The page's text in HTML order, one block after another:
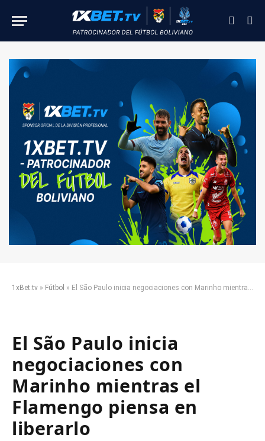
1xBet.tv » Fútbol » El São Paulo inicia negociaciones con Marinho mientras el Flamengo piensa en liberarlo
El São Paulo inicia
negociaciones con
Marinho mientras el
Flamengo piensa en
liberarlo